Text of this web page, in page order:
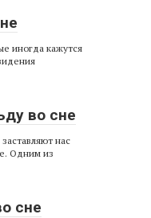
иногда кажутся
во сне
нас
Одним из
сне